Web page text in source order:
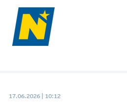
17.06.2026 | 10:12